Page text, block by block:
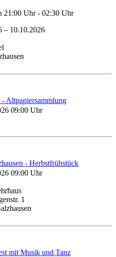
21:00 Uhr - 02:30 Uhr
– 10.10.2026
- Altpapiersammlung
09:00 Uhr
- Herbstfrühstück
09:00 Uhr
1
mit Musik und Tanz